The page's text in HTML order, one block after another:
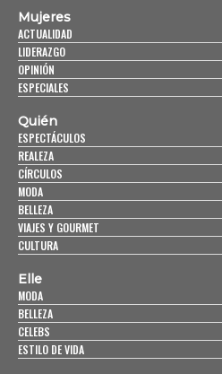
Mujeres
ACTUALIDAD
LIDERAZGO
OPINIÓN
ESPECIALES
Quién
ESPECTÁCULOS
REALEZA
CÍRCULOS
MODA
BELLEZA
VIAJES Y GOURMET
CULTURA
Elle
MODA
BELLEZA
CELEBS
ESTILO DE VIDA